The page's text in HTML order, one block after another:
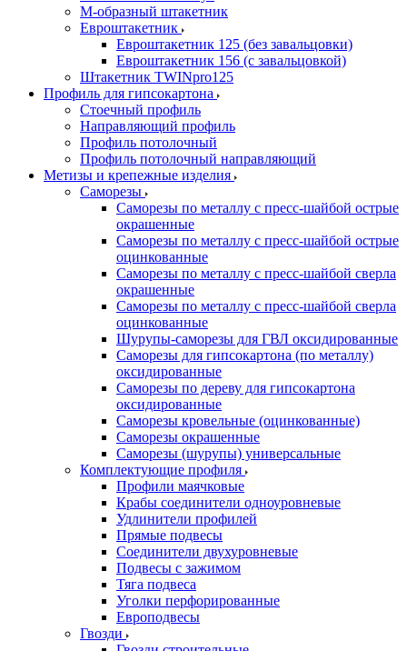
М-образный штакетник
Евроштакетник
Евроштакетник 125 (без завальцовки)
Евроштакетник 156 (с завальцовкой)
Штакетник TWINpro125
Профиль для гипсокартона
Стоечный профиль
Направляющий профиль
Профиль потолочный
Профиль потолочный направляющий
Метизы и крепежные изделия
Саморезы
Саморезы по металлу с пресс-шайбой острые
окрашенные
Саморезы по металлу с пресс-шайбой острые
оцинкованные
Саморезы по металлу с пресс-шайбой сверла
окрашенные
Саморезы по металлу с пресс-шайбой сверла
оцинкованные
Шурупы-саморезы для ГВЛ оксидированные
Саморезы для гипсокартона (по металлу)
оксидированные
Саморезы по дереву для гипсокартона
оксидированные
Саморезы кровельные (оцинкованные)
Саморезы окрашенные
Саморезы (шурупы) универсальные
Комплектующие профиля
Профили маячковые
Крабы соединители одноуровневые
Удлинители профилей
Прямые подвесы
Соединители двухуровневые
Подвесы с зажимом
Тяга подвеса
Уголки перфорированные
Европодвесы
Гвозди